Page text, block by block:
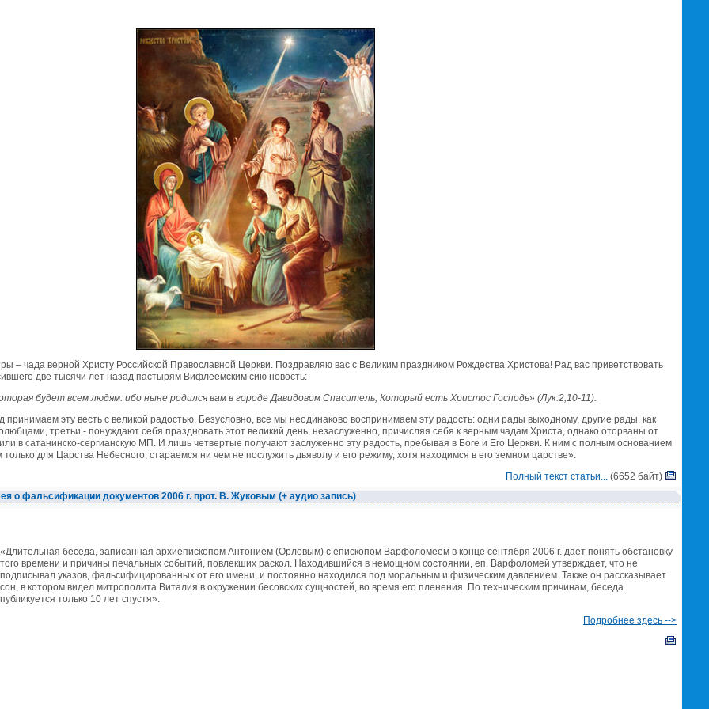
– чада верной Христу Российской Православной Церкви. Поздравляю вас с Великим праздником Рождества Христова! Рад вас приветствовать
две тысячи лет назад пастырям Вифлеемским сию новость:
будет всем людям: ибо ныне родился вам в городе Давидовом Спаситель, Который есть Христос Господь» (Лук.2,10-11).
принимаем эту весть с великой радостью. Безусловно, все мы неодинаково воспринимаем эту радость: одни рады выходному, другие рады, как
третьи - понуждают себя праздновать этот великий день, незаслуженно, причисляя себя к верным чадам Христа, однако оторваны от
в сатанинско-сергианскую МП. И лишь четвертые получают заслуженно эту радость, пребывая в Боге и Его Церкви. К ним с полным основанием
для Царства Небесного, стараемся ни чем не послужить дьяволу и его режиму, хотя находимся в его земном царстве».
Полный текст статьи... (6652 байт)
о фальсификации документов 2006 г. прот. В. Жуковым (+ аудио запись)
«Длительная беседа, записанная архиепископом Антонием (Орловым) с епископом Варфоломеем в конце сентября 2006 г. дает понять обстановку
того времени и причины печальных событий, повлекших раскол. Находившийся в немощном состоянии, еп. Варфоломей утверждает, что не
подписывал указов, фальсифицированных от его имени, и постоянно находился под моральным и физическим давлением. Также он рассказывает
сон, в котором видел митрополита Виталия в окружении бесовских сущностей, во время его пленения. По техническим причинам, беседа
публикуется только 10 лет спустя».
Подробнее здесь -->